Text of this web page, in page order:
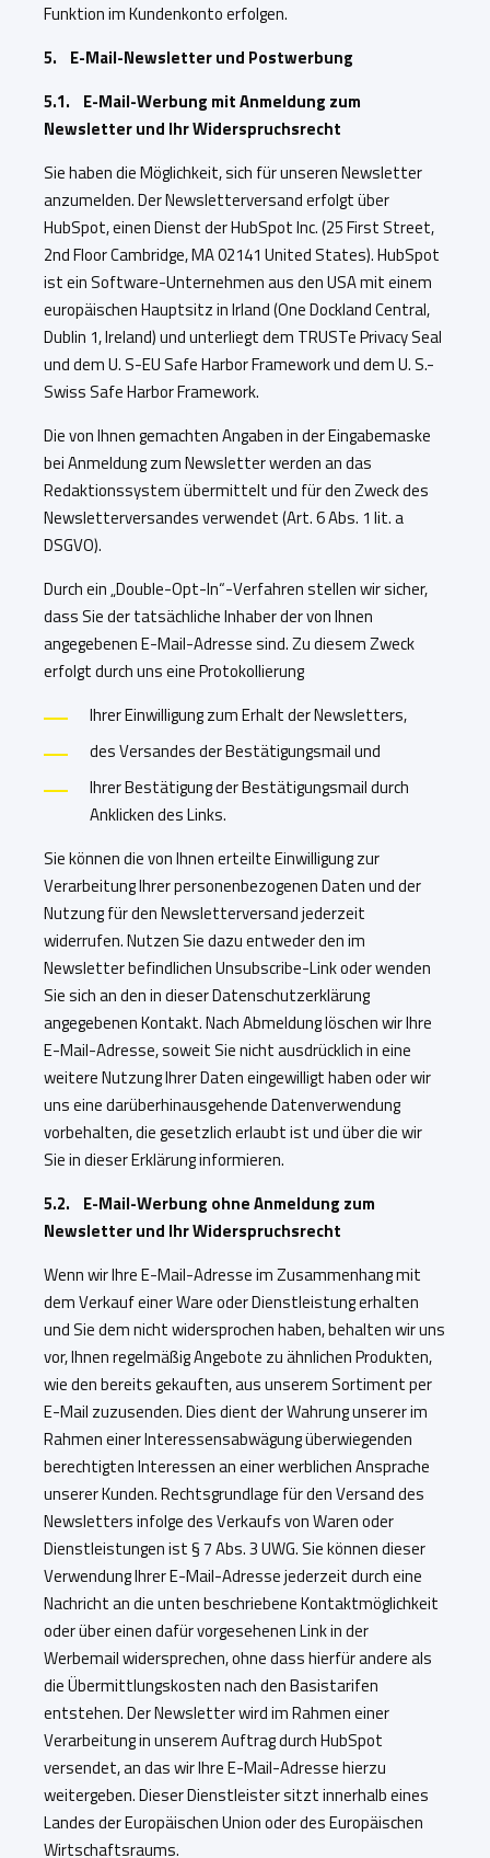
Funktion im Kundenkonto erfolgen.
5. E-Mail-Newsletter und Postwerbung
5.1. E-Mail-Werbung mit Anmeldung zum
Newsletter und Ihr Widerspruchsrecht
Sie haben die Möglichkeit, sich für unseren Newsletter
anzumelden. Der Newsletterversand erfolgt über
HubSpot, einen Dienst der HubSpot Inc. (25 First Street,
2nd Floor Cambridge, MA 02141 United States). HubSpot
ist ein Software-Unternehmen aus den USA mit einem
europäischen Hauptsitz in Irland (One Dockland Central,
Dublin 1, Ireland) und unterliegt dem TRUSTe Privacy Seal
und dem U. S-EU Safe Harbor Framework und dem U. S.-
Swiss Safe Harbor Framework.
Die von Ihnen gemachten Angaben in der Eingabemaske
bei Anmeldung zum Newsletter werden an das
Redaktionssystem übermittelt und für den Zweck des
Newsletterversandes verwendet (Art. 6 Abs. 1 lit. a
DSGVO).
Durch ein „Double-Opt-In“-Verfahren stellen wir sicher,
dass Sie der tatsächliche Inhaber der von Ihnen
angegebenen E-Mail-Adresse sind. Zu diesem Zweck
erfolgt durch uns eine Protokollierung
Ihrer Einwilligung zum Erhalt der Newsletters,
des Versandes der Bestätigungsmail und
Ihrer Bestätigung der Bestätigungsmail durch
Anklicken des Links.
Sie können die von Ihnen erteilte Einwilligung zur
Verarbeitung Ihrer personenbezogenen Daten und der
Nutzung für den Newsletterversand jederzeit
widerrufen. Nutzen Sie dazu entweder den im
Newsletter befindlichen Unsubscribe-Link oder wenden
Sie sich an den in dieser Datenschutzerklärung
angegebenen Kontakt. Nach Abmeldung löschen wir Ihre
E-Mail-Adresse, soweit Sie nicht ausdrücklich in eine
weitere Nutzung Ihrer Daten eingewilligt haben oder wir
uns eine darüberhinausgehende Datenverwendung
vorbehalten, die gesetzlich erlaubt ist und über die wir
Sie in dieser Erklärung informieren.
5.2. E-Mail-Werbung ohne Anmeldung zum
Newsletter und Ihr Widerspruchsrecht
Wenn wir Ihre E-Mail-Adresse im Zusammenhang mit
dem Verkauf einer Ware oder Dienstleistung erhalten
und Sie dem nicht widersprochen haben, behalten wir uns
vor, Ihnen regelmäßig Angebote zu ähnlichen Produkten,
wie den bereits gekauften, aus unserem Sortiment per
E-Mail zuzusenden. Dies dient der Wahrung unserer im
Rahmen einer Interessensabwägung überwiegenden
berechtigten Interessen an einer werblichen Ansprache
unserer Kunden. Rechtsgrundlage für den Versand des
Newsletters infolge des Verkaufs von Waren oder
Dienstleistungen ist § 7 Abs. 3 UWG. Sie können dieser
Verwendung Ihrer E-Mail-Adresse jederzeit durch eine
Nachricht an die unten beschriebene Kontaktmöglichkeit
oder über einen dafür vorgesehenen Link in der
Werbemail widersprechen, ohne dass hierfür andere als
die Übermittlungskosten nach den Basistarifen
entstehen. Der Newsletter wird im Rahmen einer
Verarbeitung in unserem Auftrag durch HubSpot
versendet, an das wir Ihre E-Mail-Adresse hierzu
weitergeben. Dieser Dienstleister sitzt innerhalb eines
Landes der Europäischen Union oder des Europäischen
Wirtschaftsraums.